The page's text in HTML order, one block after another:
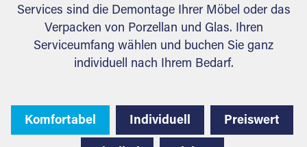
Services sind die Demontage Ihrer Möbel oder das
Verpacken von Porzellan und Glas. Ihren
Serviceumfang wählen und buchen Sie ganz
individuell nach Ihrem Bedarf.
Komfortabel Individuell Preiswert